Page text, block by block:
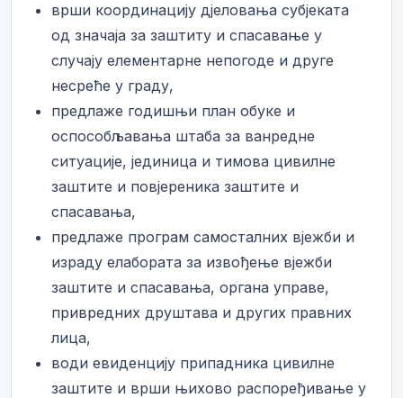
врши координацију дјеловања субјеката
од значаја за заштиту и спасавање у
случају елементарне непогоде и друге
несреће у граду,
предлаже годишњи план обуке и
оспособљавања штаба за ванредне
ситуације, јединица и тимова цивилне
заштите и повјереника заштите и
спасавања,
предлаже програм самосталних вјежби и
израду елабората за извођење вјежби
заштите и спасавања, органа управе,
привредних друштава и других правних
лица,
води евиденцију припадника цивилне
заштите и врши њихово распоређивање у